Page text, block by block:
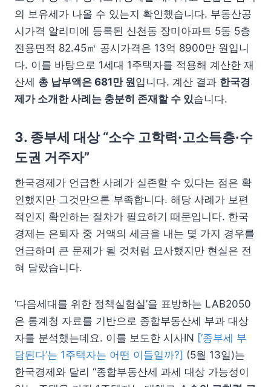
의 보유세가 나올 수 있는지 확인했습니다. 부동산공
시가격 알리미에 등록된 신천동 장미아파트 5동 5층
전용면적 82.45㎡ 공시가격은 13억 8900만 원입니
다. 이를 바탕으로 1세대 1주택자를 적용해 계산한 재
산세 총 납부액은 681만 원입니다. 계산 결과 한국경
제가 소개한 사례는 충분히 존재할 수 있습니다.
3. 종부세 대상 “소수 고학력·고소득층·수
도권 거주자”
한국경제가 언급한 사례가 실존할 수 있다는 점은 확
인했지만 그것만으론 부족합니다. 해당 사례가 보편
적인지 확인하는 절차가 필요하기 때문입니다. 한국
경제는 은퇴자 중 거액의 세금을 내는 몇 가지 경우를
언급하며 큰 문제가 될 것처럼 묘사했지만 현실은 전
혀 달랐습니다.
‘다음세대를 위한 정책실험실’을 표방하는 LAB2050
은 통계청 자료를 기반으로 종합부동산세 부과 대상
자를 분석했는데요. 이를 보도한 시사IN [‘종부세 부
담된다’는 1주택자는 어떤 이들일까?] (5월 13일)는
한국경제와 달리 “종합부동산세 과세 대상 가능성이